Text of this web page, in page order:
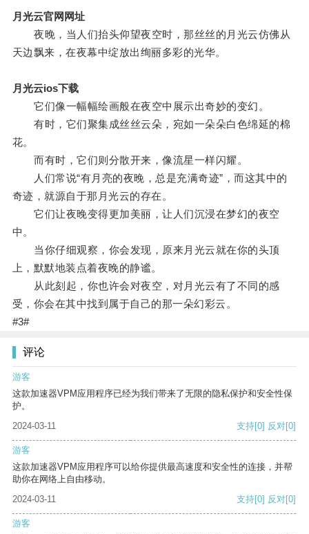
月光云官网网址
夜晚，当人们抬头仰望夜空时，那丝丝的月光云仿佛从
天边飘来，在夜幕中绽放出绚丽多彩的光华。
月光云ios下载
它们像一幅幅绘画般在夜空中展示出奇妙的变幻。
有时，它们聚集成丝丝云朵，宛如一朵朵白色绵延的棉
花。
而有时，它们则分散开来，像流星一样闪耀。
人们常说“有月亮的夜晚，总是充满奇迹”，而这其中的
奇迹，就源自于那月光云的存在。
它们让夜晚变得更加美丽，让人们沉浸在梦幻的夜空
中。
当你仔细观察，你会发现，原来月光云就在你的头顶
上，默默地装点着夜晚的静谧。
从此刻起，你也许会对夜空，对月光云有了不同的感
受，你会在其中找到属于自己的那一朵幻彩云。
#3#
评论
游客
这款加速器VPM应用程序已经为我们带来了无限的隐私保护和安全性保
护。
2024-03-11
支持[0] 反对[0]
游客
这款加速器VPM应用程序可以给你提供最高速度和安全性的连接，并帮
助你在网络上自由移动。
2024-03-11
支持[0] 反对[0]
游客